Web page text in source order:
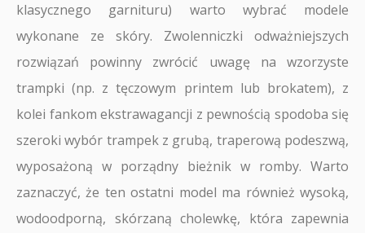
klasycznego garnituru) warto wybrać modele
wykonane ze skóry. Zwolenniczki odważniejszych
rozwiązań powinny zwrócić uwagę na wzorzyste
trampki (np. z tęczowym printem lub brokatem), z
kolei fankom ekstrawagancji z pewnością spodoba się
szeroki wybór trampek z grubą, traperową podeszwą,
wyposażoną w porządny bieżnik w romby. Warto
zaznaczyć, że ten ostatni model ma również wysoką,
wodoodporną, skórzaną cholewkę, która zapewnia